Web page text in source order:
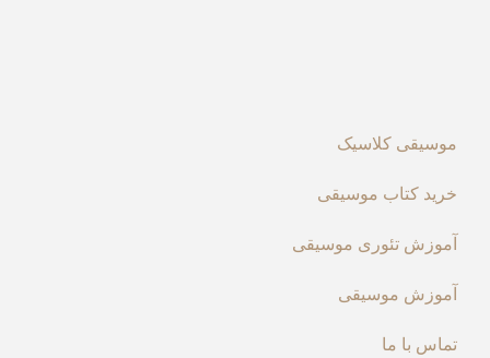
موسیقی کلاسیک
خرید کتاب موسیقی
آموزش تئوری موسیقی
آموزش موسیقی
تماس با ما